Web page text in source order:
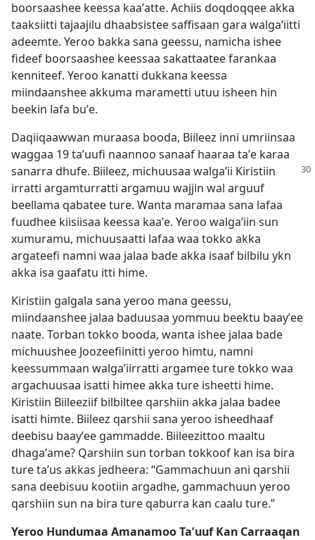
boorsaashee keessa kaaʼatte. Achiis doqdoqqee akka
taaksiitti tajaajilu dhaabsistee saffisaan gara walgaʼiitti
adeemte. Yeroo bakka sana geessu, namicha ishee
fideef boorsaashee keessaa sakattaatee farankaa
kenniteef. Yeroo kanatti dukkana keessa
miindaanshee akkuma marametti utuu isheen hin
beekin lafa buʼe.
Daqiiqaawwan muraasa booda, Biileez inni umriinsaa
waggaa 19 taʼuufi naannoo sanaaf haaraa taʼe karaa
sanarra dhufe. Biileez, michuusaa walgaʼii Kiristiin
irratti argamturratti argamuu wajjin wal arguuf
beellama qabatee ture. Wanta maramaa sana lafaa
fuudhee kiisiisaa keessa kaaʼe. Yeroo walgaʼiin sun
xumuramu, michuusaatti lafaa waa tokko akka
argateefi namni waa jalaa bade akka isaaf bilbilu ykn
akka isa gaafatu itti hime.
Kiristiin galgala sana yeroo mana geessu,
miindaanshee jalaa baduusaa yommuu beektu baayʼee
naate. Torban tokko booda, wanta ishee jalaa bade
michuushee Joozeefiinitti yeroo himtu, namni
keessummaan walgaʼiirratti argamee ture tokko waa
argachuusaa isatti himee akka ture isheetti hime.
Kiristiin Biileeziif bilbiltee qarshiin akka jalaa badee
isatti himte. Biileez qarshii sana yeroo isheedhaaf
deebisu baayʼee gammadde. Biileezittoo maaltu
dhagaʼame? Qarshiin sun torban tokkoof kan isa bira
ture taʼus akkas jedheera: “Gammachuun ani qarshii
sana deebisuu kootiin argadhe, gammachuun yeroo
qarshiin sun na bira ture qaburra kan caalu ture.”
Yeroo Hundumaa Amanamoo Taʼuuf Kan Carraaqan